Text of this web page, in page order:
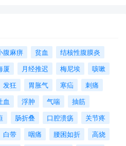
腹麻痹 贫血
结核性腹膜炎
厦 月经推迟 梅尼埃
咳嗽
发狂 胃胀气 寒疝
刺痛
血 浮肿 气喘
抽筋
肠折叠 口腔溃疡
关节疼
白带 咽痛 腰困如折
高烧